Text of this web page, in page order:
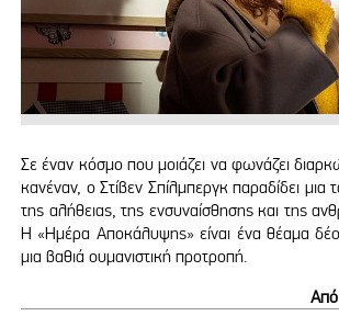
Σε έναν κόσμο που μοιάζει να φωνάζει
κανέναν, ο Στίβεν Σπίλμπεργκ παραδίδει μια
της αλήθειας, της ενσυναίσθησης και της
Η «Ημέρα Αποκάλυψης» είναι ένα θέαμα
μια βαθιά ουμανιστική προτροπή.